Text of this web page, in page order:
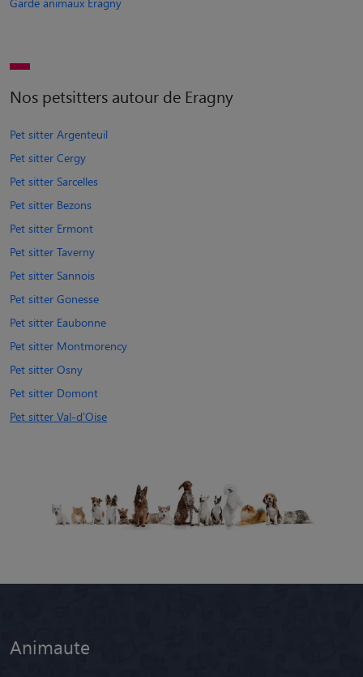
Nos petsitters autour de Eragny
Pet sitter Argenteuil
Pet sitter Cergy
Pet sitter Sarcelles
Pet sitter Bezons
Pet sitter Ermont
Pet sitter Taverny
Pet sitter Sannois
Pet sitter Gonesse
Pet sitter Eaubonne
Pet sitter Montmorency
Pet sitter Osny
Pet sitter Domont
Pet sitter Val-d'Oise
Animaute